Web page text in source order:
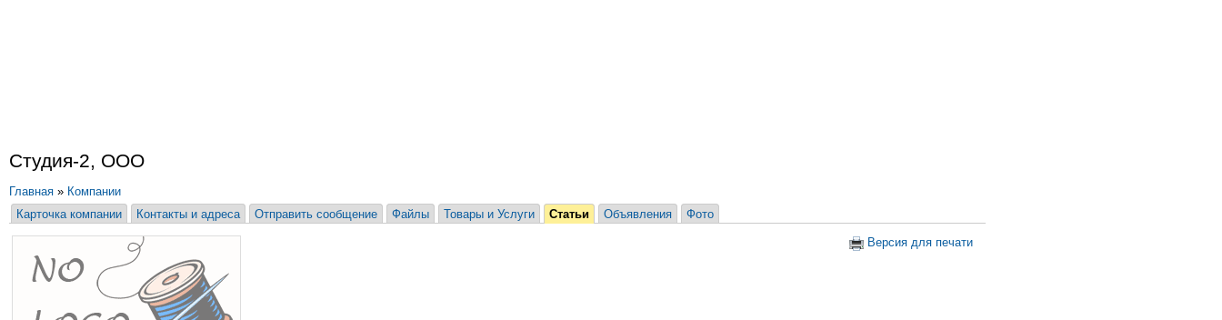
Студия-2, ООО
Главная » Компании
Карточка компании
Контакты и адреса Отправить сообщение Файлы Товары и Услуги Статьи Объявления Фото
Версия для печати